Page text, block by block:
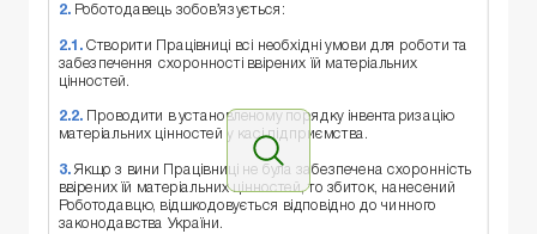
2. Роботодавець зобов’язується:
2.1.Створити Працівниці всі необхідні умови для роботи та
забезпечення схоронності ввірених їй матеріальних
цінностей.
2.2.Проводити в установленому порядку інвентаризацію
матеріальних цінностей у касі підприємства.
3. Якщо з вини Працівниці не була забезпечена схоронність
ввірених їй матеріальних цінностей, то збиток, нанесений
Роботодавцю, відшкодовується відповідно до чинного
законодавства України.